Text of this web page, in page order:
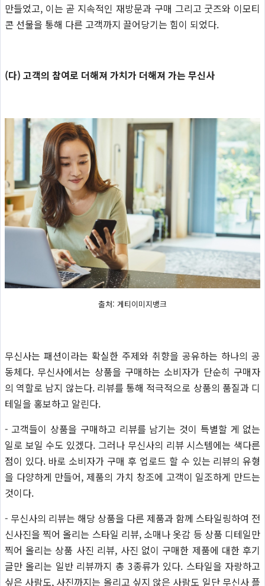
만들었고, 이는 곧 지속적인 재방문과 구매 그리고 굿즈와 이모티
콘 선물을 통해 다른 고객까지 끌어당기는 힘이 되었다.
(다) 고객의 참여로 더해져 가치가 더해져 가는 무신사
출처: 게티이미지뱅크
무신사는 패션이라는 확실한 주제와 취향을 공유하는 하나의 공
동체다. 무신사에서는 상품을 구매하는 소비자가 단순히 구매자
의 역할로 남지 않는다. 리뷰를 통해 적극적으로 상품의 품질과 디
테일을 홍보하고 알린다.
- 고객들이 상품을 구매하고 리뷰를 남기는 것이 특별할 게 없는
일로 보일 수도 있겠다. 그러나 무신사의 리뷰 시스템에는 색다른
점이 있다. 바로 소비자가 구매 후 업로드 할 수 있는 리뷰의 유형
을 다양하게 만들어, 제품의 가치 창조에 고객이 일조하게 만드는
것이다.
- 무신사의 리뷰는 해당 상품을 다른 제품과 함께 스타일링하여 전
신사진을 찍어 올리는 스타일 리뷰, 소매나 옷감 등 상품 디테일만
찍어 올리는 상품 사진 리뷰, 사진 없이 구매한 제품에 대한 후기
글만 올리는 일반 리뷰까지 총 3종류가 있다. 스타일을 자랑하고
싶은 사람도, 사진까지는 올리고 싶지 않은 사람도 일단 무신사 플